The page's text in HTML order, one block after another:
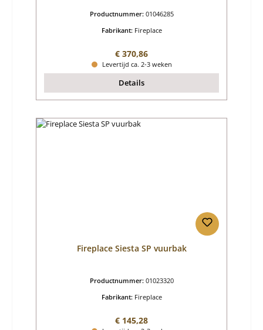
Productnummer: 01046285
Fabrikant: Fireplace
Normale prijs:
€ 370,86
Levertijd ca. 2-3 weken
Details
Fireplace Siesta SP vuurbak
Productnummer: 01023320
Fabrikant: Fireplace
Normale prijs:
€ 145,28